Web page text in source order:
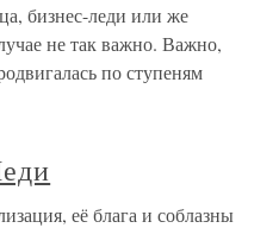
бизнес-леди или же
не так важно. Важно,
по ступеням
её блага и соблазны